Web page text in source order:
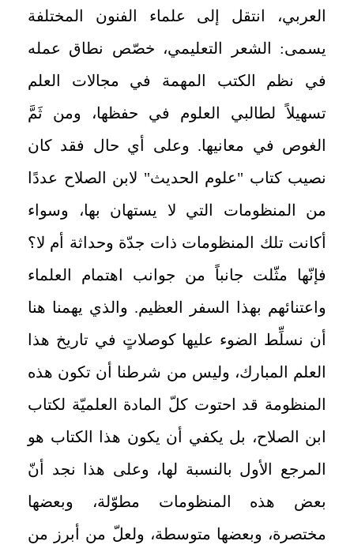
العربي، انتقل إلى علماء الفنون المختلفة
يسمى: الشعر التعليمي، خصّص نطاق عمله
في نظم الكتب المهمة في مجالات العلم
تسهيلاً لطالبي العلوم في حفظها، ومن ثَمَّ
الغوص في معانيها. وعلى أي حال فقد كان
نصيب كتاب "علوم الحديث" لابن الصلاح عددًا
من المنظومات التي لا يستهان بها، وسواء
أكانت تلك المنظومات ذات جدّة وحداثة أم لا؟
فإنّها مثّلت جانباً من جوانب اهتمام العلماء
واعتنائهم بهذا السفر العظيم. والذي يهمنا هنا
أن نسلِّط الضوء عليها كوصلاتٍ في تاريخ هذا
العلم المبارك، وليس من شرطنا أن تكون هذه
المنظومة قد احتوت كلّ المادة العلميّة لكتاب
ابن الصلاح، بل يكفي أن يكون هذا الكتاب هو
المرجع الأول بالنسبة لها، وعلى هذا نجد أنّ
بعض هذه المنظومات مطوّلة، وبعضها
مختصرة، وبعضها متوسطة، ولعلّ من أبرز من